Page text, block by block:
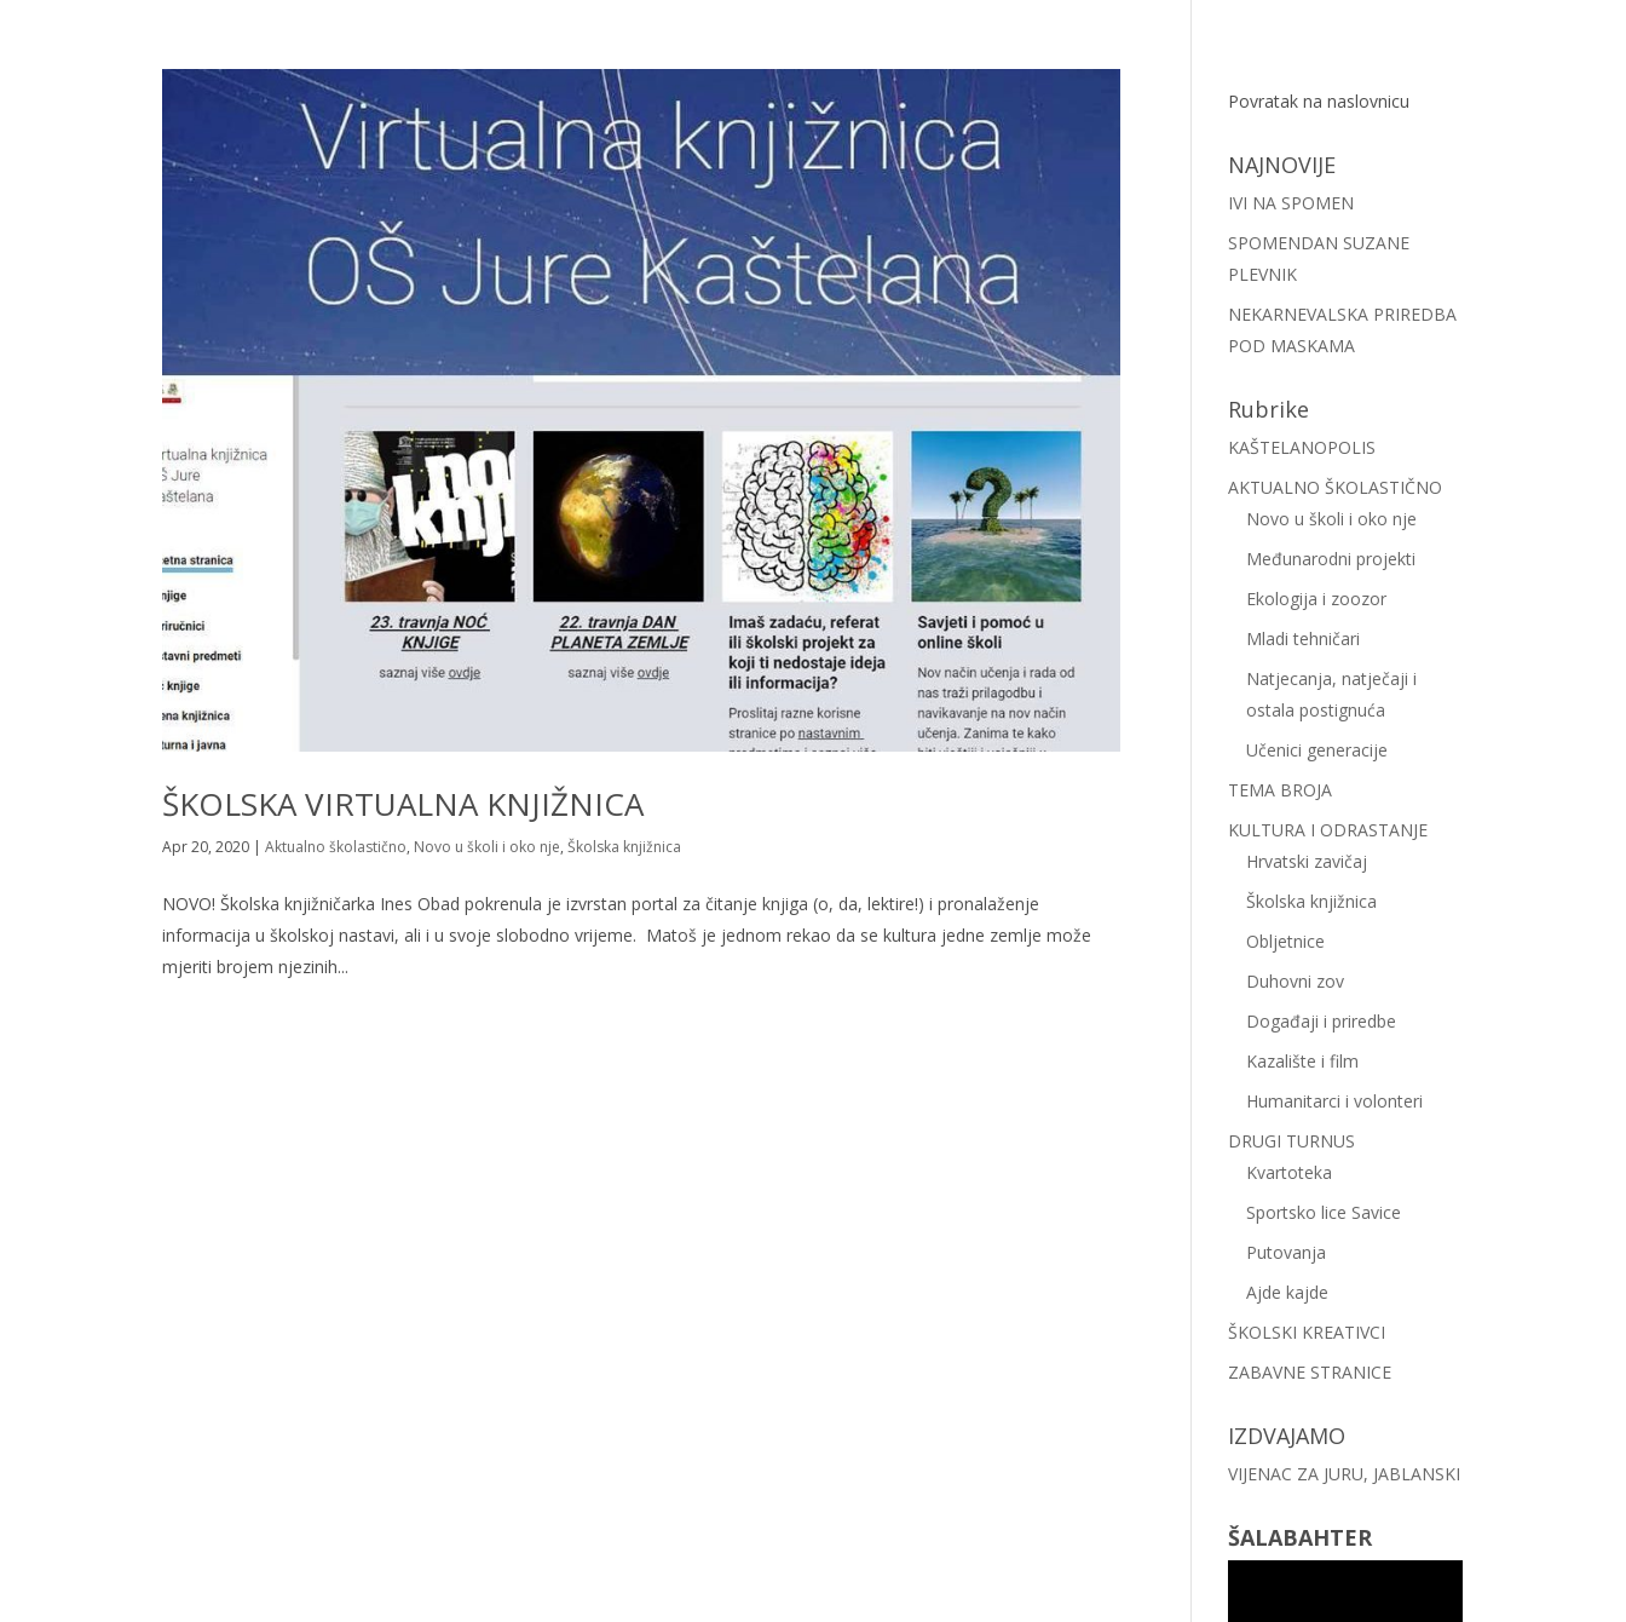
ŠKOLSKA VIRTUALNA KNJIŽNICA
Apr 20, 2020 |Aktualno školastično, Novo u školi i oko nje,Školska knjižnica
NOVO! Školska knjižničarka Ines Obad pokrenula je izvrstan portal za čitanje knjiga (o, da, lektire!) i pronalaženje
informacija u školskoj nastavi, ali i u svoje slobodno vrijeme. Matoš je jednom rekao da se kultura jedne zemlje može
mjeriti brojem njezinih...
Povratak na naslovnicu
NAJNOVIJE
IVI NA SPOMEN
SPOMENDAN SUZANE
PLEVNIK
NEKARNEVALSKA PRIREDBA
POD MASKAMA
Rubrike
KAŠTELANOPOLIS
AKTUALNO ŠKOLASTIČNO
Novo u školi i oko nje
Međunarodni projekti
Ekologija i zoozor
Mladi tehničari
Natjecanja, natječaji i
ostala postignuća
Učenici generacije
TEMA BROJA
KULTURA I ODRASTANJE
Hrvatski zavičaj
Školska knjižnica
Obljetnice
Duhovni zov
Događaji i priredbe
Kazalište i film
Humanitarci i volonteri
DRUGI TURNUS
Kvartoteka
Sportsko lice Savice
Putovanja
Ajde kajde
ŠKOLSKI KREATIVCI
ZABAVNE STRANICE
IZDVAJAMO
VIJENAC ZA JURU, JABLANSKI
ŠALABAHTER